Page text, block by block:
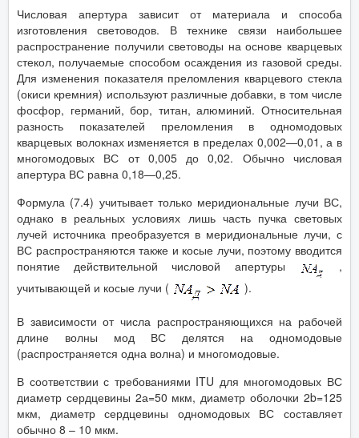
Числовая апертура зависит от материала и способа
изготовления световодов. В технике связи наибольшее
распространение получили световоды на основе кварцевых
стекол, получаемые способом осаждения из газовой среды.
Для изменения показателя преломления кварцевого стекла
(окиси кремния) используют различные добавки, в том числе
фосфор, германий, бор, титан, алюминий. Относительная
разность показателей преломления в одномодовых
кварцевых волокнах изменяется в пределах 0,002—0,01, а в
многомодовых ВС от 0,005 до 0,02. Обычно числовая
апертура ВС равна 0,18—0,25.
Формула (7.4) учитывает только меридиональные лучи ВС,
од­нако в реальных условиях лишь часть пучка световых
лучей источника преобразуется в меридиональные лучи, с
ВС распространяются также и косые лучи, поэтому вводится
понятие действительной числовой апертуры
,
учитывающей и косые лучи (
).
В зависимости от числа распространяющихся на рабочей
длине волны мод ВС делятся на одномодовые
(распространяется одна волна) и многомодовые.
В соответствии с требованиями ITU для многомодовых ВС
диаметр сердцевины 2а=50 мкм, диаметр оболочки 2b=125
мкм, диаметр сердцевины одномодовых ВС составляет
обычно 8 – 10 мкм.